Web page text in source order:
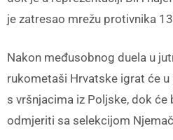
je zatresao mrežu protivnika
Nakon međusobnog duela u
rukometaši Hrvatske igrat će
s vršnjacima iz Poljske, dok
odmjeriti sa selekcijom